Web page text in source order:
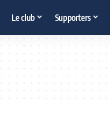
Le club Supporters